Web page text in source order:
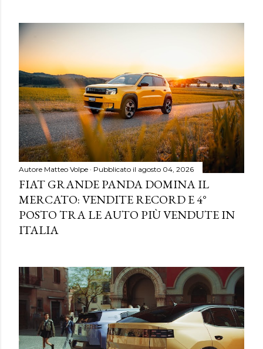
Autore Matteo Volpe Pubblicato il agosto 04, 2026
FIAT GRANDE PANDA DOMINA IL
MERCATO: VENDITE RECORD E 4°
POSTO TRA LE AUTO PIÙ VENDUTE IN
ITALIA